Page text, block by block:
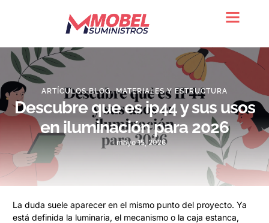
ARTÍCULOS BLOG,MATERIALES Y ESTRUCTURA
Descubre que es ip44 y sus usos
en iluminación para 2026
mayo 15, 2026
La duda suele aparecer en el mismo punto del proyecto. Ya
está definida la luminaria, el mecanismo o la caja estanca,